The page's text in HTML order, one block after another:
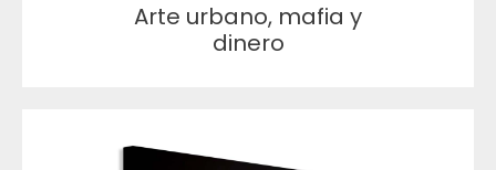
Arte urbano, mafia y
dinero